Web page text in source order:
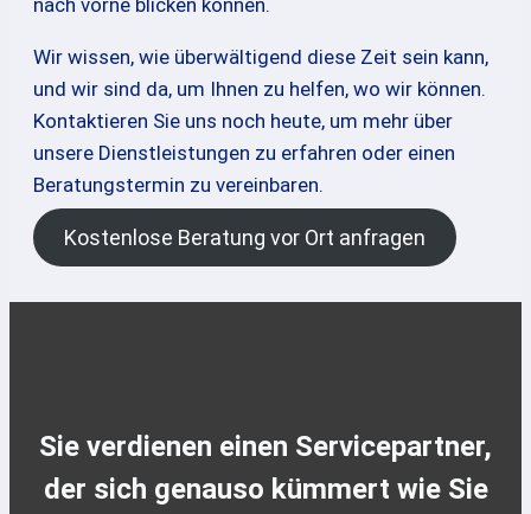
nach vorne blicken können.
Wir wissen, wie überwältigend diese Zeit sein kann,
und wir sind da, um Ihnen zu helfen, wo wir können.
Kontaktieren Sie uns noch heute, um mehr über
unsere Dienstleistungen zu erfahren oder einen
Beratungstermin zu vereinbaren.
Kostenlose Beratung vor Ort anfragen
Sie verdienen einen Servicepartner,
der sich genauso kümmert wie Sie